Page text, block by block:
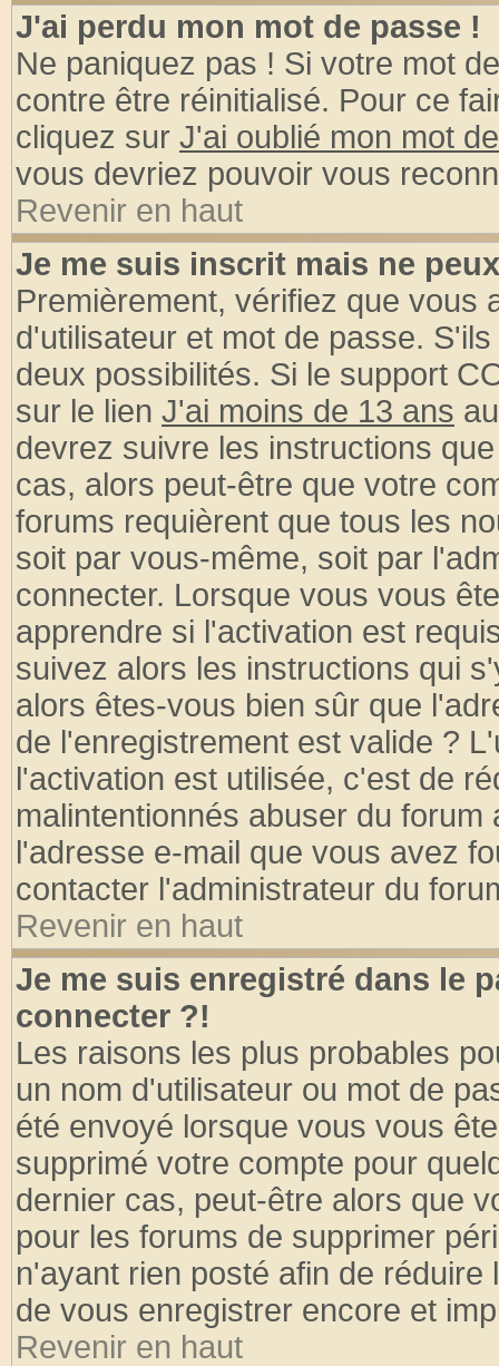
J'ai perdu mon mot de passe !
Ne paniquez pas ! Si votre mot
contre être réinitialisé. Pour ce
cliquez sur J'ai oublié mon mot
vous devriez pouvoir vous
Revenir en haut
Je me suis inscrit mais ne
Premièrement, vérifiez que vous
d'utilisateur et mot de passe.
deux possibilités. Si le support
sur le lien J'ai moins de 13 ans
devrez suivre les instructions
cas, alors peut-être que votre
forums requièrent que tous les
soit par vous-même, soit par
connecter. Lorsque vous vous
apprendre si l'activation est
suivez alors les instructions qui
alors êtes-vous bien sûr que
de l'enregistrement est valide ?
l'activation est utilisée, c'est de
malintentionnés abuser du
l'adresse e-mail que vous avez
contacter l'administrateur du
Revenir en haut
Je me suis enregistré dans le
connecter ?!
Les raisons les plus probables
un nom d'utilisateur ou mot de
été envoyé lorsque vous vous
supprimé votre compte pour
dernier cas, peut-être alors que
pour les forums de supprimer
n'ayant rien posté afin de
de vous enregistrer encore et
Revenir en haut